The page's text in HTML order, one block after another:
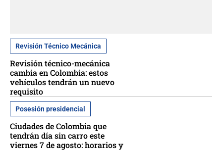
Revisión Técnico Mecánica
Revisión técnico-mecánica
cambia en Colombia: estos
vehículos tendrán un nuevo
requisito
Posesión presidencial
Ciudades de Colombia que
tendrán día sin carro este
viernes 7 de agosto: horarios y